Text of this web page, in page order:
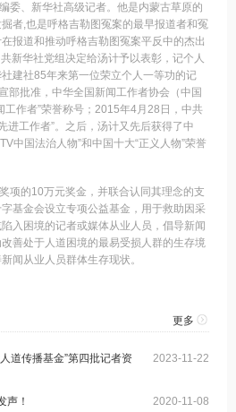
、新华社高级记者。他是内蒙古草原的
者,也是呼格吉勒图冤案的最早报道者和冤
报道和推动呼格吉勒图冤案平反中的杰出
新华社党组决定给汤计予以表彰，记个人
建社85年来第一位荣立个人一等功的记
部批准，中华全国新闻工作者协会（中国
工作者”荣誉称号；2015年4月28日，中共
进工作者”。之后，汤计又先后获得了中
中国法治人物”和中国十大“正义人物”荣誉
的10万元奖金，并联合认同其理念的支
基金会设立专项公益基金，用于救助因采
入困境的记者或媒体从业人员，倡导新闻
善处于人道困境的最易受损人群的生存境
闻从业人员群体生存现状。
更多
道传播基金”第四批记者资
2023-11-22
声！ 2020-11-08